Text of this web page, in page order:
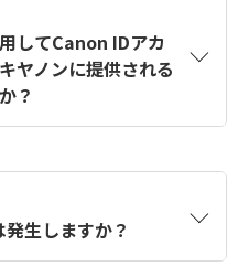
【カメラ】Canon IDとは
作成方法は？をご確認く
してCanon IDアカ
ヤノンに提供される
？
得します。アカウントを
、この情報を使用して
ムを入力します。
生しますか？